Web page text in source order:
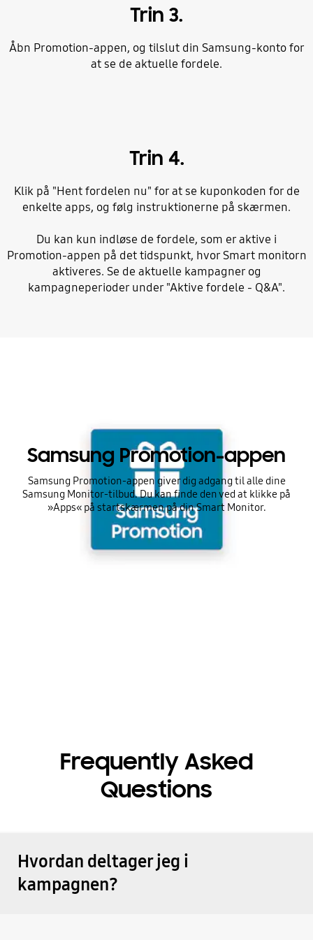
Trin 3.
Åbn Promotion-appen, og tilslut din Samsung-konto for
at se de aktuelle fordele.
Trin 4.
Klik på "Hent fordelen nu" for at se kuponkoden for de
enkelte apps, og følg instruktionerne på skærmen.
Du kan kun indløse de fordele, som er aktive i
Promotion-appen på det tidspunkt, hvor Smart monitorn
aktiveres. Se de aktuelle kampagner og
kampagneperioder under "Aktive fordele - Q&A".
Samsung Promotion-appen
Samsung Promotion-appen giver dig adgang til alle dine
Samsung Monitor-tilbud. Du kan finde den ved at klikke på
»Apps« på startskærmen på din Smart Monitor.
Frequently Asked
Questions
Hvordan deltager jeg i
kampagnen?